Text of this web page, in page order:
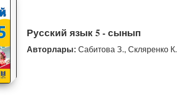
Русский язык 5 - сынып
Авторлары: Сабитова З., Скляренко К.